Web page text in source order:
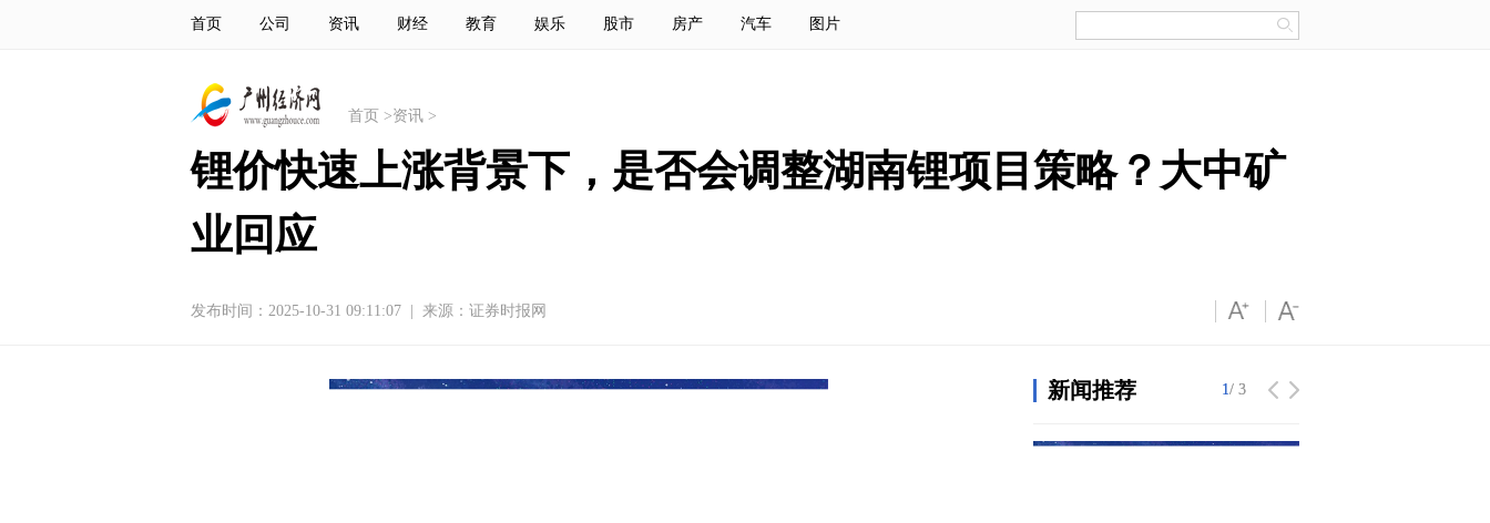
首页 公司 资讯 财经 教育 娱乐 股市 房产 汽车 图片
首页 >资讯 >
锂价快速上涨背景下，是否会调整湖南锂项目策略？大中矿
业回应
发布时间：2025-10-31 09:11:07 来源：证券时报网
新闻推荐 1/ 3
1/ 3